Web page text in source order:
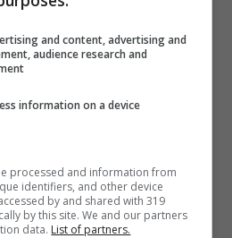
Springsteen a
traffico
20 Maggio 2013
and content, advertising and
audience research and
information on a device
processed and information from
identifiers, and other device
by and shared with 319
by this site. We and our partners
data. List of partners.